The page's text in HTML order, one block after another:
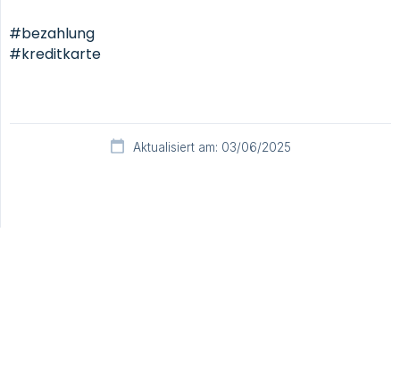
#bezahlung
#kreditkarte
Aktualisiert am: 03/06/2025